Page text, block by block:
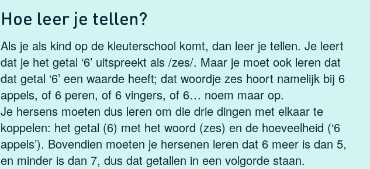
Hoe leer je tellen?
Als je als kind op de kleuterschool komt, dan leer je tellen. Je leert
dat je het getal ‘6’ uitspreekt als /zes/. Maar je moet ook leren dat
dat getal ‘6’ een waarde heeft; dat woordje zes hoort namelijk bij 6
appels, of 6 peren, of 6 vingers, of 6… noem maar op.
Je hersens moeten dus leren om die drie dingen met elkaar te
koppelen: het getal (6) met het woord (zes) en de hoeveelheid (‘6
appels’). Bovendien moeten je hersenen leren dat 6 meer is dan 5,
en minder is dan 7, dus dat getallen in een volgorde staan.